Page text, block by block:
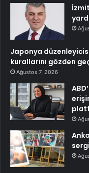
Japonya
kurallarını gözden
Ağustos 7, 2026
sergi